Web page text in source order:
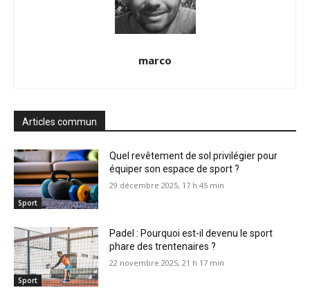
marco
Articles commun
Sport
Quel revêtement de sol privilégier pour
équiper son espace de sport ?
29 décembre 2025, 17 h 45 min
Sport
Padel : Pourquoi est-il devenu le sport
phare des trentenaires ?
22 novembre 2025, 21 h 17 min